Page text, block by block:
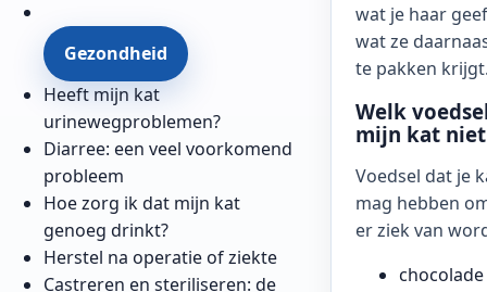
Gezondheid
Heeft mijn kat
urinewegproblemen?
Diarree: een veel voorkomend
probleem
Hoe zorg ik dat mijn kat
genoeg drinkt?
Herstel na operatie of ziekte
Castreren en steriliseren: de
wat je haar
wat ze
te pakken
Welk
mijn kat
Voedsel dat je
mag hebben
er ziek van
chocolade